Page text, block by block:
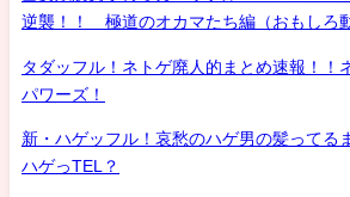
逆襲！！ 極道のオカマたち編（おもしろ
タダッフル！ネトゲ廃人的まとめ速報！！
パワーズ！
新・ハゲッフル！哀愁のハゲ男の髪ってる
ハゲっTEL？